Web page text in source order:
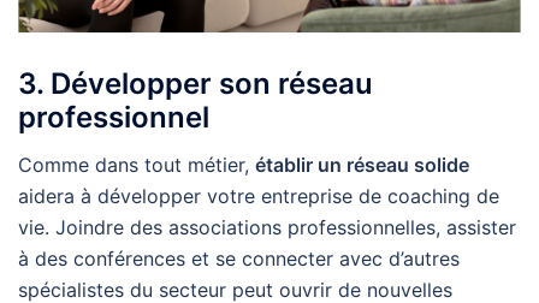
3. Développer son réseau
professionnel
Comme dans tout métier, établir un réseau solide
aidera à développer votre entreprise de coaching de
vie. Joindre des associations professionnelles, assister
à des conférences et se connecter avec d’autres
spécialistes du secteur peut ouvrir de nouvelles